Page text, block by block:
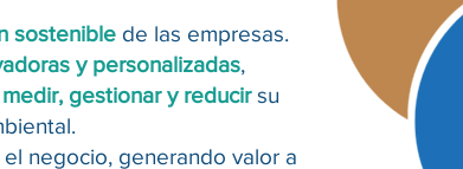
sosteniblede las empresas.
y personalizadas,
medir, gestionar y reducirsu
el negocio, generando valor a